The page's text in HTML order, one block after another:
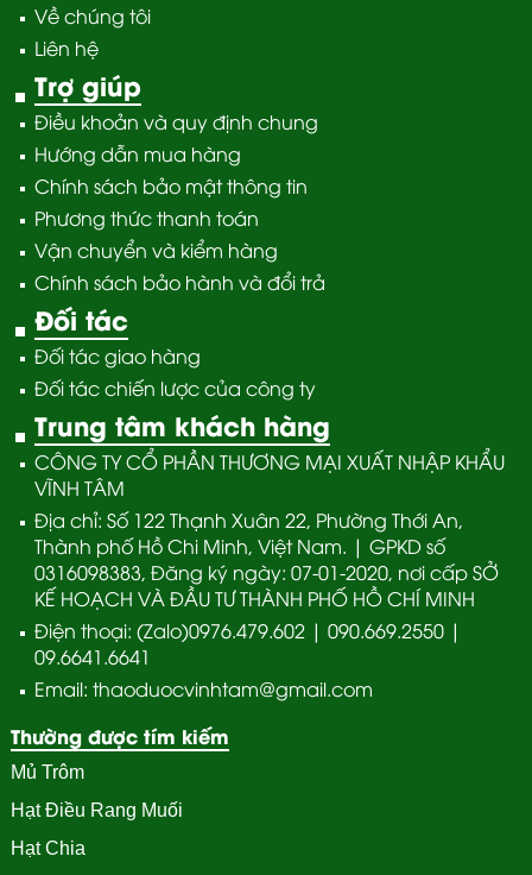
Về chúng tôi
Liên hệ
Trợ giúp
Điều khoản và quy định chung
Hướng dẫn mua hàng
Chính sách bảo mật thông tin
Phương thức thanh toán
Vận chuyển và kiểm hàng
Chính sách bảo hành và đổi trả
Đối tác
Đối tác giao hàng
Đối tác chiến lược của công ty
Trung tâm khách hàng
CÔNG TY CỔ PHẦN THƯƠNG MẠI XUẤT NHẬP KHẨU
VĨNH TÂM
Địa chỉ: Số 122 Thạnh Xuân 22, Phường Thới An,
Thành phố Hồ Chi Minh, Việt Nam. | GPKD số
0316098383, Đăng ký ngày: 07-01-2020, nơi cấp SỞ
KẾ HOẠCH VÀ ĐẦU TƯ THÀNH PHỐ HỒ CHÍ MINH
Điện thoại: (Zalo)0976.479.602 | 090.669.2550 |
09.6641.6641
Email: thaoduocvinhtam@gmail.com
Thường được tím kiếm
Mủ Trôm
Hạt Điều Rang Muối
Hạt Chia